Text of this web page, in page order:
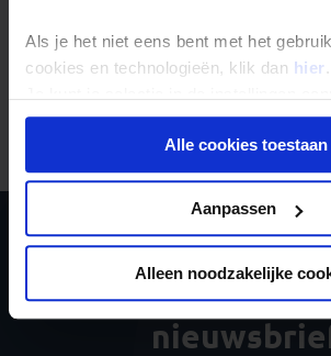
Als je het niet eens bent met het
cookies en technologieën, klik dan hier .
onder aan de pagina op elk gewenst
toekomst wijzigen.Alle cookies toestaan
Aanpassen
Alleen noodzakelijke
Ja, ik meld me
voor de